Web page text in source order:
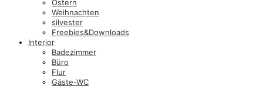
Ostern
Weihnachten
silvester
Freebies&Downloads
Interior
Badezimmer
Büro
Flur
Gäste-WC